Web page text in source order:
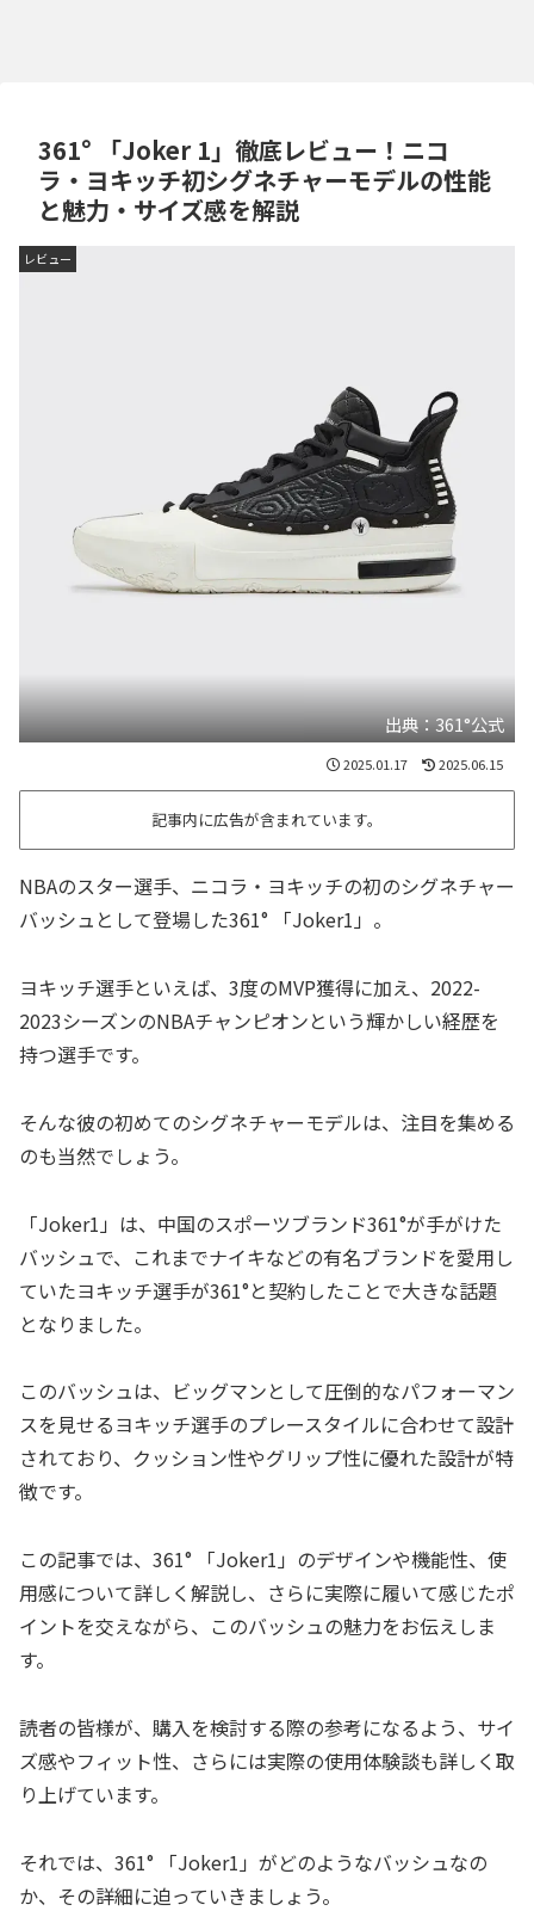
361° 「Joker 1」徹底レビュー！ニコ
ラ・ヨキッチ初シグネチャーモデルの性能
と魅力・サイズ感を解説
レビュー
出典：361°公式
2025.01.17 2025.06.15
記事内に広告が含まれています。
NBAのスター選手、ニコラ・ヨキッチの初のシグネチャー
バッシュとして登場した361° 「Joker1」。
ヨキッチ選手といえば、3度のMVP獲得に加え、2022-
2023シーズンのNBAチャンピオンという輝かしい経歴を
持つ選手です。
そんな彼の初めてのシグネチャーモデルは、注目を集める
のも当然でしょう。
「Joker1」は、中国のスポーツブランド361°が手がけた
バッシュで、これまでナイキなどの有名ブランドを愛用し
ていたヨキッチ選手が361°と契約したことで大きな話題
となりました。
このバッシュは、ビッグマンとして圧倒的なパフォーマン
スを見せるヨキッチ選手のプレースタイルに合わせて設計
されており、クッション性やグリップ性に優れた設計が特
徴です。
この記事では、361° 「Joker1」のデザインや機能性、使
用感について詳しく解説し、さらに実際に履いて感じたポ
イントを交えながら、このバッシュの魅力をお伝えしま
す。
読者の皆様が、購入を検討する際の参考になるよう、サイ
ズ感やフィット性、さらには実際の使用体験談も詳しく取
り上げています。
それでは、361° 「Joker1」がどのようなバッシュなの
か、その詳細に迫っていきましょう。